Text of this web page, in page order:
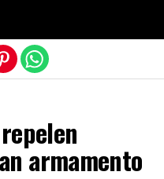
armamento